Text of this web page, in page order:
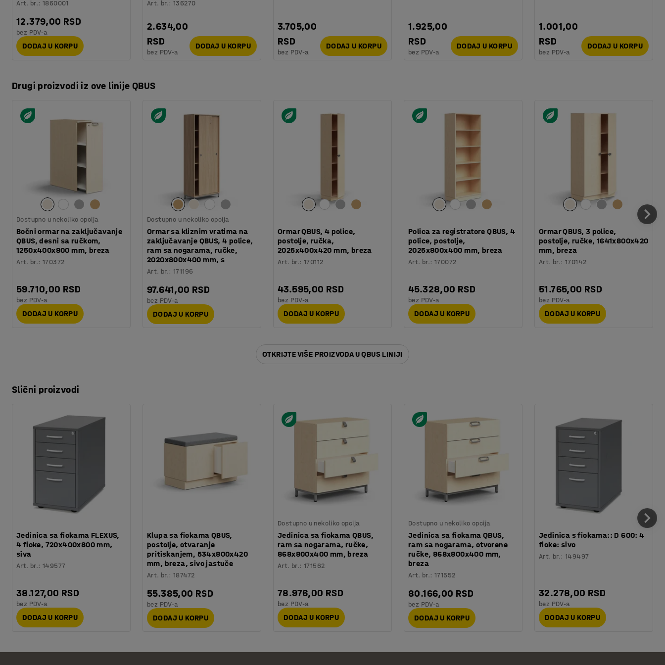
skladištenje ako je potrebno. Sve da vam omogućimo efikasan radni dan!
Art. br.:1860001
12.379,00 RSD
bez PDV-a
DODAJ U KORPU
Art. br.:136270
2.634,00
RSD
bez PDV-a
DODAJ U KORPU
3.705,00
RSD
bez PDV-a
DODAJ U KORPU
1.925,00
RSD
bez PDV-a
DODAJ U KORPU
1.001,00
RSD
bez PDV-a
DODAJ U KORPU
Drugi proizvodi iz ove linije QBUS
Dostupno u nekoliko opcija
Bočni ormar na zaključavanje
QBUS, desni sa ručkom,
1250x400x800 mm, breza
Art. br.:170372
59.710,00 RSD
bez PDV-a
DODAJ U KORPU
Dostupno u nekoliko opcija
Ormar sa kliznim vratima na
zaključavanje QBUS, 4 police,
ram sa nogarama, ručke,
2020x800x400 mm, s
Art. br.:171196
97.641,00 RSD
bez PDV-a
DODAJ U KORPU
Ormar QBUS, 4 police,
postolje, ručka,
2025x400x420 mm, breza
Art. br.:170112
43.595,00 RSD
bez PDV-a
DODAJ U KORPU
Polica za registratore QBUS, 4
police, postolje,
2025x800x400 mm, breza
Art. br.:170072
45.328,00 RSD
bez PDV-a
DODAJ U KORPU
Ormar QBUS, 3 police,
postolje, ručke, 1641x800x420
mm, breza
Art. br.:170142
51.765,00 RSD
bez PDV-a
DODAJ U KORPU
OTKRIJTE VIŠE PROIZVODA U QBUS LINIJI
Slični proizvodi
Jedinica sa fiokama FLEXUS,
4 fioke, 720x400x800 mm,
siva
Art. br.:149577
38.127,00 RSD
bez PDV-a
DODAJ U KORPU
Klupa sa fiokama QBUS,
postolje, otvaranje
pritiskanjem, 534x800x420
mm, breza, sivo jastuče
Art. br.:187472
55.385,00 RSD
bez PDV-a
DODAJ U KORPU
Dostupno u nekoliko opcija
Jedinica sa fiokama QBUS,
ram sa nogarama, ručke,
868x800x400 mm, breza
Art. br.:171562
78.976,00 RSD
bez PDV-a
DODAJ U KORPU
Dostupno u nekoliko opcija
Jedinica sa fiokama QBUS,
ram sa nogarama, otvorene
ručke, 868x800x400 mm,
breza
Art. br.:171552
80.166,00 RSD
bez PDV-a
DODAJ U KORPU
Jedinica s fiokama:: D 600: 4
fioke: sivo
Art. br.:149497
32.278,00 RSD
bez PDV-a
DODAJ U KORPU